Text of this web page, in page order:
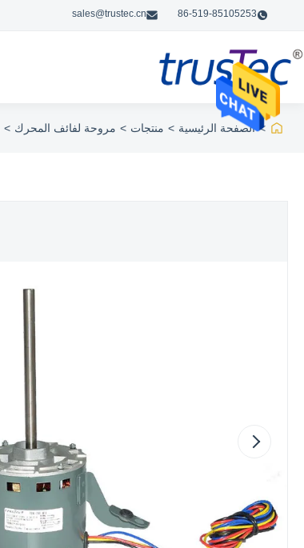
86-519-85105253
sales@trustec.cn
> الصفحة الرئيسية > منتجات > مروحة لفائف المحرك >